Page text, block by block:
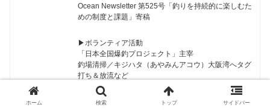
Ocean Newsletter 第525号「釣りを持続的に楽しむた
めの制度と課題」寄稿
▶︎ボランティア活動
「日本全国爆釣プロジェクト」主宰
釣場清掃／キジハタ（あやみんアコウ）大阪湾へタグ
打ち＆放流など
▶︎モデル
ホーム 検索 トップ サイドバー